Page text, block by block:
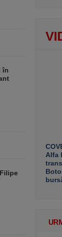
în
Alfa